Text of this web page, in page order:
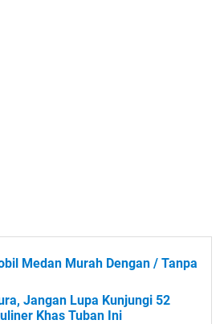
Medan Murah Dengan / Tanpa
Jangan Lupa Kunjungi 52
Khas Tuban Ini